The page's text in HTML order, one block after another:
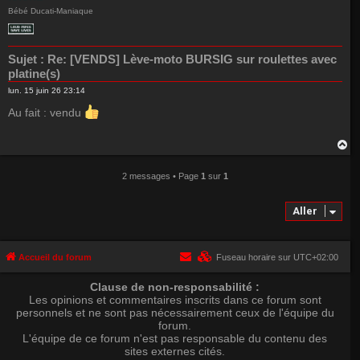
Bébé Ducati-Maniaque
Sujet : Re: [VENDS] Lève-moto BURSIG sur roulettes avec
platine(s)
lun. 15 juin 26 23:14
Au fait : vendu
2 messages • Page 1 sur 1
Aller
Accueil du forum Fuseau horaire sur UTC+02:00
Clause de non-responsabilité :
Les opinions et commentaires inscrits dans ce forum sont
personnels et ne sont pas nécessairement ceux de l'équipe du
forum.
L'équipe de ce forum n'est pas responsable du contenu des
sites externes cités.